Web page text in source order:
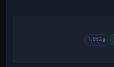
1,882